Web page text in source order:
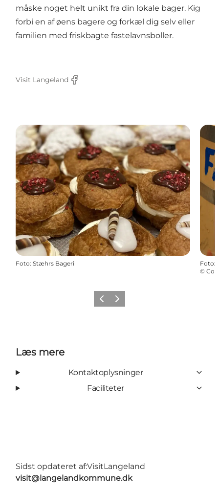
måske noget helt unikt fra din lokale bager. Kig
forbi en af øens bagere og forkæl dig selv eller
familien med friskbagte fastelavnsboller.
Visit Langeland
Facebook
Foto: Stæhrs Bageri Foto:
©
ForrigeNæste
Læs mere
Kontaktoplysninger
Faciliteter
Sidst opdateret af:VisitLangeland
visit@langelandkommune.dk